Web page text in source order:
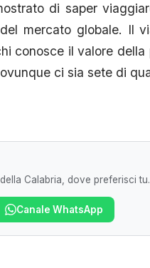
di saper
mercato globale. Il
conosce il valore
ci sia sete di
Calabria, dove preferisci tu.
Canale WhatsApp